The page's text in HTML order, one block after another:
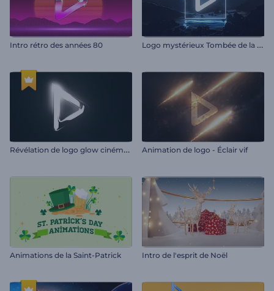
Intro rétro des années 80 L
ogo mystérieux Tombée de la nuit
R
évélation de logo glow cinématique Animation de logo - Éclair vif
Animations de la Saint-Patrick Intro de l'esprit de Noël